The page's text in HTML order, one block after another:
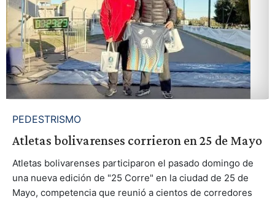
PEDESTRISMO
Atletas bolivarenses corrieron en 25 de Mayo
Atletas bolivarenses participaron el pasado domingo de
una nueva edición de "25 Corre" en la ciudad de 25 de
Mayo, competencia que reunió a cientos de corredores